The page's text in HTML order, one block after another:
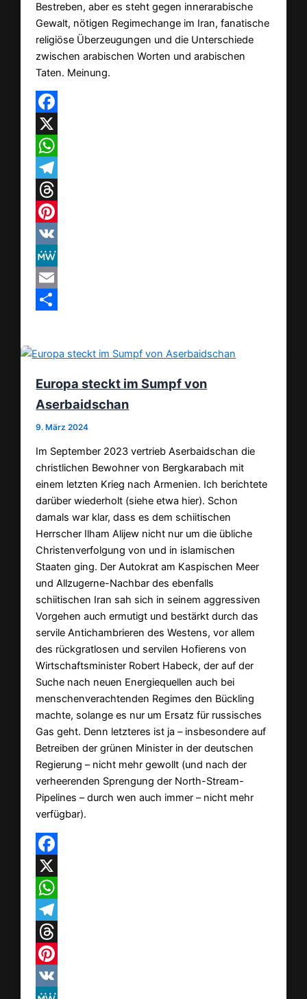
Bestreben, aber es steht gegen innerarabische
Gewalt, nötigen Regimechange im Iran, fanatische
religiöse Überzeugungen und die Unterschiede
zwischen arabischen Worten und arabischen
Taten. Meinung.
Facebook
X
WhatsApp
Telegram
Threads
Pinterest
VK
MeWe
Email
Europa steckt im Sumpf von
Aserbaidschan
9. März 2024
Im September 2023 vertrieb Aserbaidschan die
christlichen Bewohner von Bergkarabach mit
einem letzten Krieg nach Armenien. Ich berichtete
darüber wiederholt (siehe etwa hier). Schon
damals war klar, dass es dem schiitischen
Herrscher Ilham Alijew nicht nur um die übliche
Christenverfolgung von und in islamischen
Staaten ging. Der Autokrat am Kaspischen Meer
und Allzugerne-Nachbar des ebenfalls
schiitischen Iran sah sich in seinem aggressiven
Vorgehen auch ermutigt und bestärkt durch das
servile Antichambrieren des Westens, vor allem
des rückgratlosen und servilen Hofierens von
Wirtschaftsminister Robert Habeck, der auf der
Suche nach neuen Energiequellen auch bei
menschenverachtenden Regimes den Bückling
machte, solange es nur um Ersatz für russisches
Gas geht. Denn letzteres ist ja – insbesondere auf
Betreiben der grünen Minister in der deutschen
Regierung – nicht mehr gewollt (und nach der
verheerenden Sprengung der North-Stream-
Pipelines – durch wen auch immer – nicht mehr
verfügbar).
Facebook
X
WhatsApp
Telegram
Threads
Pinterest